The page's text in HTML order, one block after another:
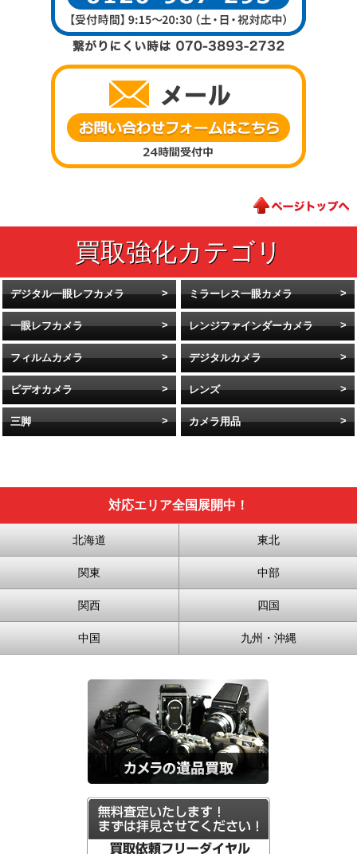
デジタル一眼レフカメラ ミラーレス一眼カメラ
一眼レフカメラ レンジファインダーカメラ
フィルムカメラ デジタルカメラ
ビデオカメラ レンズ
三脚 カメラ用品
対応エリア全国展開中！
北海道 東北
関東 中部
関西 四国
中国 九州・沖縄